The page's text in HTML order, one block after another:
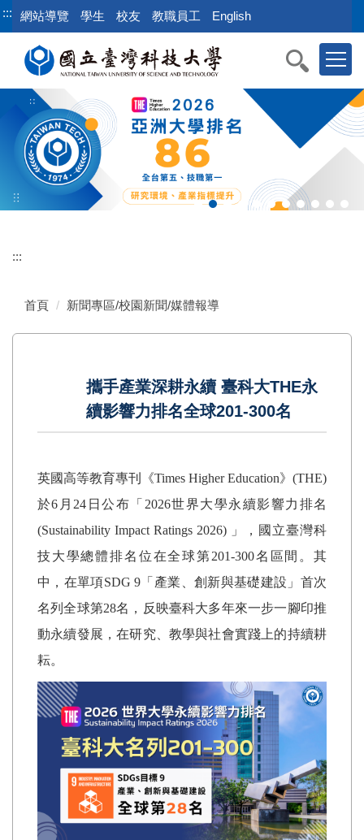
跳
到
::: 網站導覽 學生 校友 教職員工 English
:::
首頁 新聞專區/校園新聞/媒體報導
攜手產業深耕永續 臺科大THE永
續影響力排名全球201-300名
英國高等教育專刊《Times Higher Education》 (THE)
於6 月 24 日公布「 2026世界大學永續影響力排名
(Sustainability Impact Ratings 2026) 」，國立臺灣科
技大學總體排名位在全球第201-300名區間。其
中，在單項SDG 9 「產業、創新與基礎建設」首次
名列全球第28名，反映臺科大多年來一步一腳印推
動永續發展，在研究、教學與社會實踐上的持續耕
耘。